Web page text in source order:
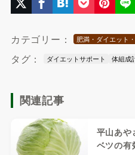
カテゴリー： 肥満・ダイエット
タグ： ダイエットサポート 体組成
関連記事
平山あや
ベツの有